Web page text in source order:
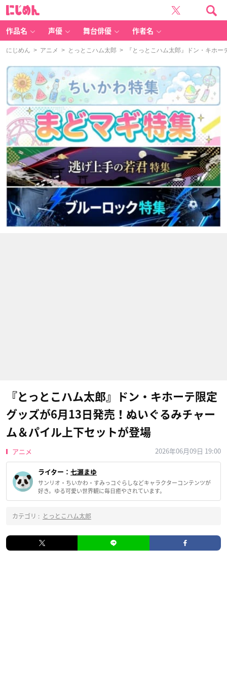
作品名 声優 舞台俳優 作者名
にじめん > アニメ > とっとこハム太郎 > 『とっとこハム太郎』ドン・キホー
『とっとこハム太郎』ドン・キホーテ限定
グッズが6月13日発売！ぬいぐるみチャー
ム＆パイル上下セットが登場
アニメ 2026年06月09日 19:00
ライター： 七瀬まゆ
サンリオ・ちいかわ・すみっコぐらしなどキャラクターコンテンツが
好き。ゆる可愛い世界観に毎日癒やされています。
カテゴリ : とっとこハム太郎